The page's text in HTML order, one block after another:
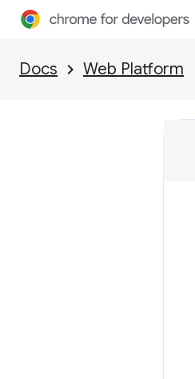
Docs Web Platform